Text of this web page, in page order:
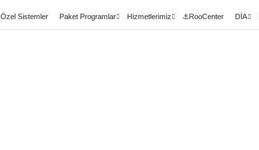
Özel Sistemler Paket Programlar Hizmetlerimiz ⚓RooCenter DİA